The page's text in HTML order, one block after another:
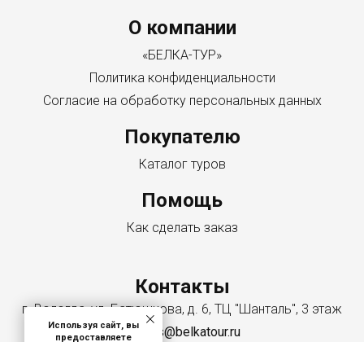
Menu footerО компании
«БЕЛКА-ТУР»
Политика конфиденциальности
Согласие на обработку персональных данных
Покупателю
Каталог туров
Помощь
Как сделать заказ
Контакты
г. Вологда, ул. Батюшкова, д. 6, ТЦ "Шанталь", 3 этаж
zapros@belkatour.ru
Используя сайт, вы
предоставляете